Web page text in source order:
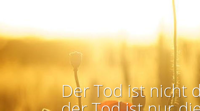
Der Tod ist nicht